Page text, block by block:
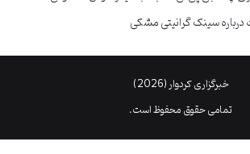
درباره سینک گرانیتی مشکی
خبرگزاری کردوار (2026)
تمامی حقوق محفوظ است.